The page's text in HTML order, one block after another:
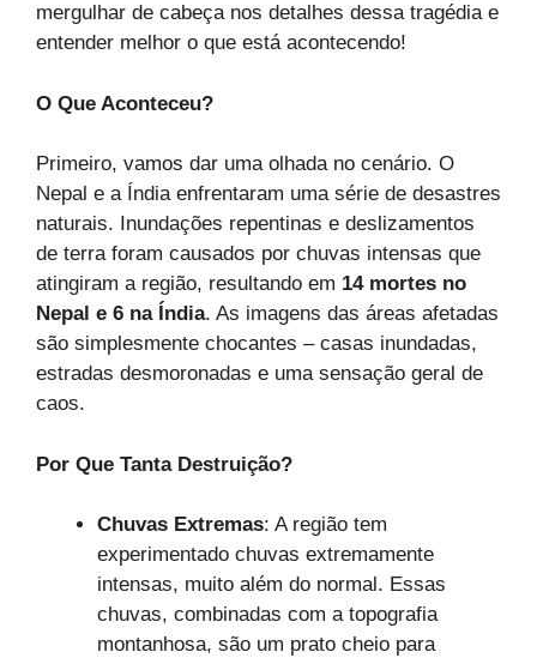
mergulhar de cabeça nos detalhes dessa tragédia e
entender melhor o que está acontecendo!
O Que Aconteceu?
Primeiro, vamos dar uma olhada no cenário. O
Nepal e a Índia enfrentaram uma série de desastres
naturais. Inundações repentinas e deslizamentos
de terra foram causados por chuvas intensas que
atingiram a região, resultando em 14 mortes no
Nepal e 6 na Índia. As imagens das áreas afetadas
são simplesmente chocantes – casas inundadas,
estradas desmoronadas e uma sensação geral de
caos.
Por Que Tanta Destruição?
Chuvas Extremas: A região tem
experimentado chuvas extremamente
intensas, muito além do normal. Essas
chuvas, combinadas com a topografia
montanhosa, são um prato cheio para